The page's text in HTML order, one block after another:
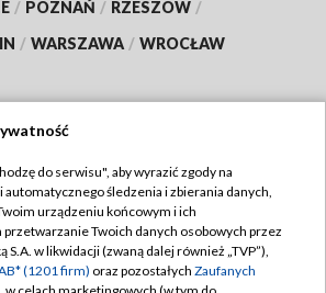
/ POZNAŃ / RZESZÓW /
/ WARSZAWA / WROCŁAW
TVP
Regulamin TVP
Polityka prywatności
do serwisu", aby wyrazić zgody na
śledzenia i zbierania danych,
urządzeniu końcowym i ich
Twoich danych osobowych przez
S.A. w likwidacji (zwaną dalej również „TVP”),
(1201 firm) oraz pozostałych Zaufanych